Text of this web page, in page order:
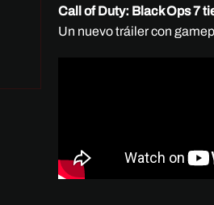
Call of Duty: Black Ops 7
Un nuevo tráiler con